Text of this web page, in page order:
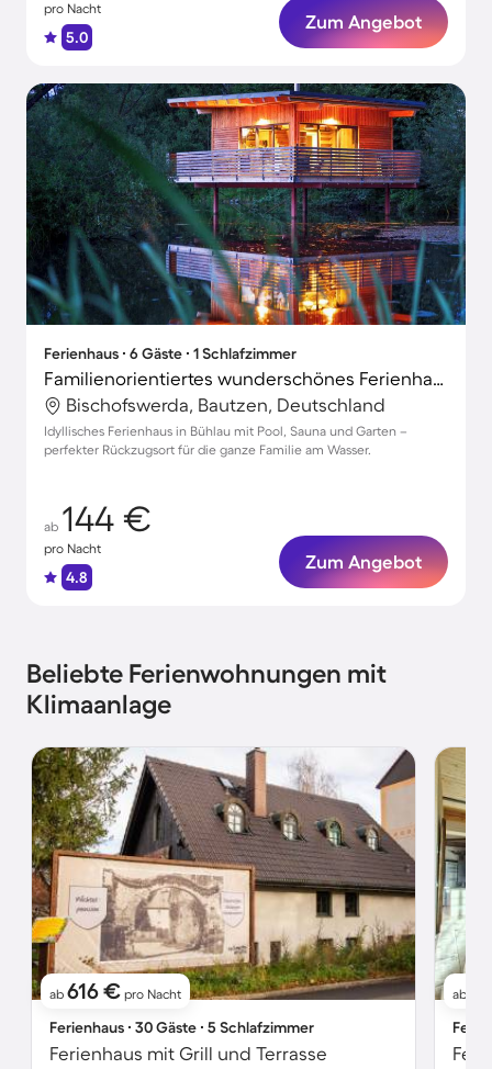
pro Nacht
5.0
Zum Angebot
Ferienhaus ∙ 6 Gäste ∙ 1 Schlafzimmer
Familienorientiertes wunderschönes Ferienhaus mit Garten, Pool und Sauna | Naturblick
Bischofswerda, Bautzen, Deutschland
Idyllisches Ferienhaus in Bühlau mit Pool, Sauna und Garten –
perfekter Rückzugsort für die ganze Familie am Wasser.
ab 144 €
pro Nacht
4.8
Zum Angebot
Beliebte Ferienwohnungen mit
Klimaanlage
ab 616 € pro Nacht
Ferienhaus ∙ 30 Gäste ∙ 5 Schlafzimmer
Ferienhaus mit Grill und Terrasse
ab